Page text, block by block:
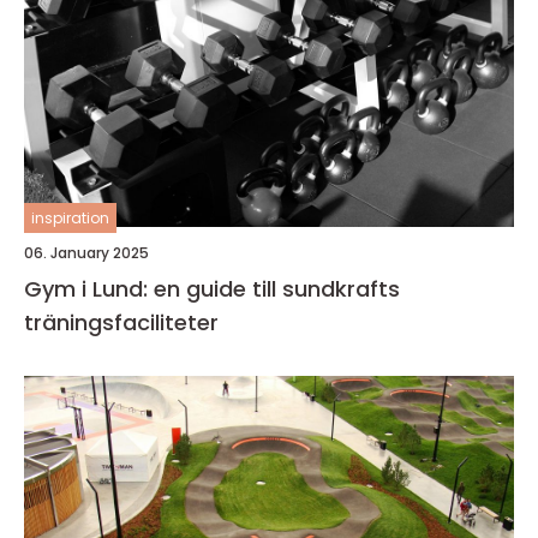
inspiration
06. January 2025
Gym i Lund: en guide till sundkrafts
träningsfaciliteter